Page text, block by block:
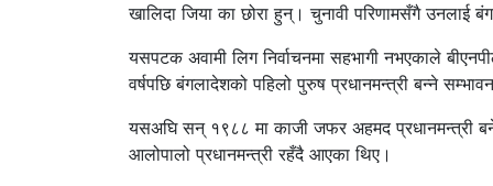
खालिदा जिया का छोरा हुन्। चुनावी परिणामसँगै उनलाई
यसपटक अवामी लिग निर्वाचनमा सहभागी नभएकाले
वर्षपछि बंगलादेशको पहिलो पुरुष प्रधानमन्त्री बन्ने
यसअघि सन् १९८८ मा काजी जफर अहमद प्रधानमन्त्री
आलोपालो प्रधानमन्त्री रहँदै आएका थिए।